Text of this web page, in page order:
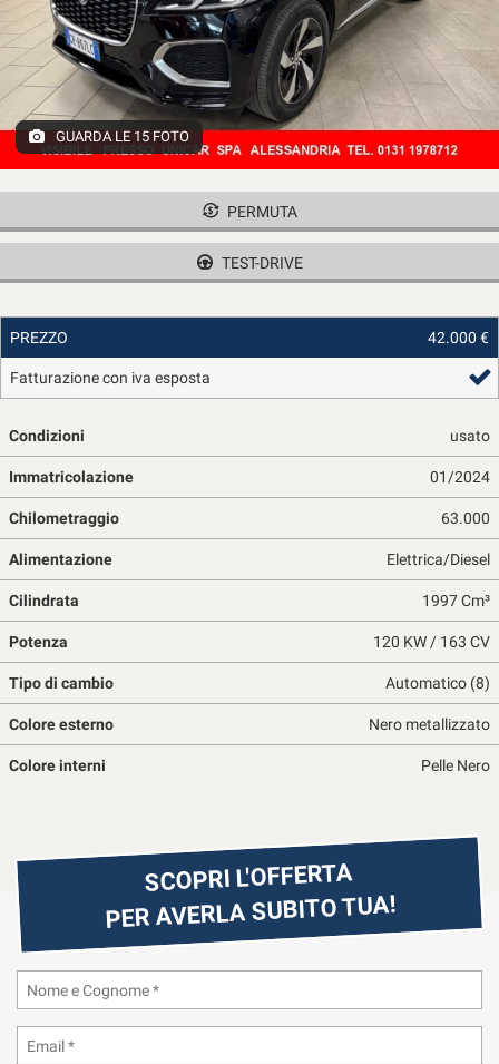
GUARDA LE 15 FOTO
PERMUTA
TEST-DRIVE
PREZZO 42.000 €
Fatturazione con iva esposta
Condizioni usato
Immatricolazione 01/2024
Chilometraggio 63.000
Alimentazione Elettrica/Diesel
Cilindrata 1997 Cm³
Potenza 120 KW / 163 CV
Tipo di cambio Automatico (8)
Colore esterno Nero metallizzato
Colore interni Pelle Nero
SCOPRI L'OFFERTA
PER AVERLA SUBITO TUA!
tracciamento
che
adottiamo
per
offrire
le
funzionalità
attività
seguito
Per
ottenere
informazioni
e
sul
funzionamento
di
questi
strumenti
di
si
cookie
Puoi
rivedere
e
scelte